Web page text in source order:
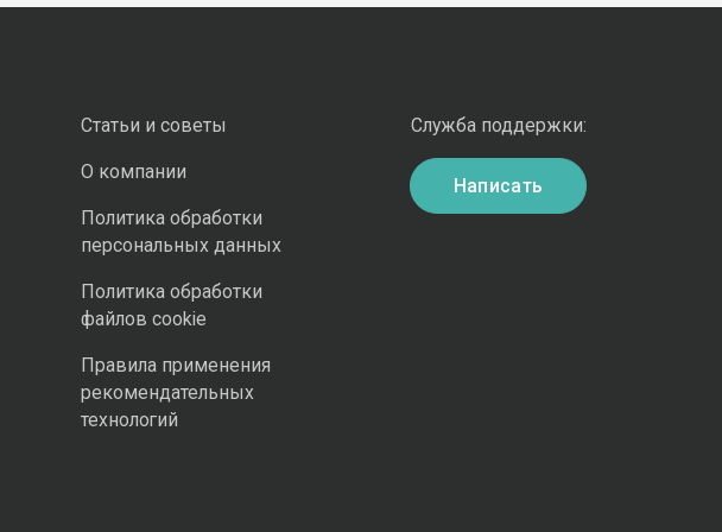
Статьи и советы
О компании
Политика обработки
персональных данных
Политика обработки
файлов cookie
Правила применения
рекомендательных
технологий
Служба поддержки:
Написать